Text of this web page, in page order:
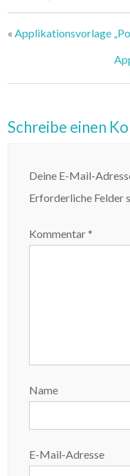
«Applikationsvorlage
Schreibe einen
Deine E-Mail-
Erforderliche Felder
Kommentar*
Name
E-Mail-Adresse